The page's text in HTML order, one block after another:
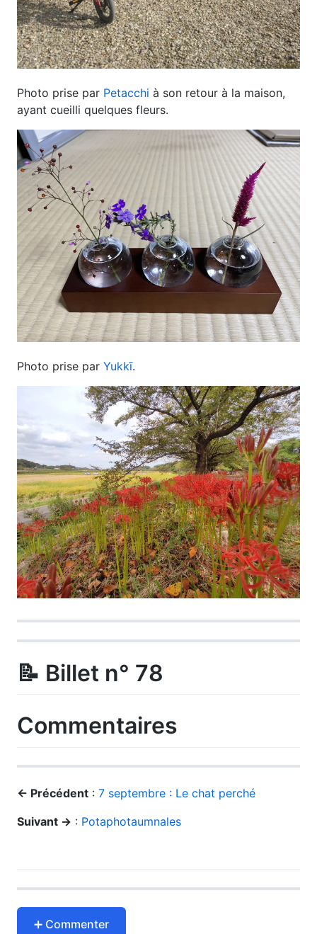
Photo prise par Petacchi à son retour à la maison,
ayant cueilli quelques fleurs.
Photo prise par Yukkī.
📝 Billet n° 78
Commentaires
← Précédent : 7 septembre : Le chat perché
Suivant → : Potaphotaumnales
➕ Commenter